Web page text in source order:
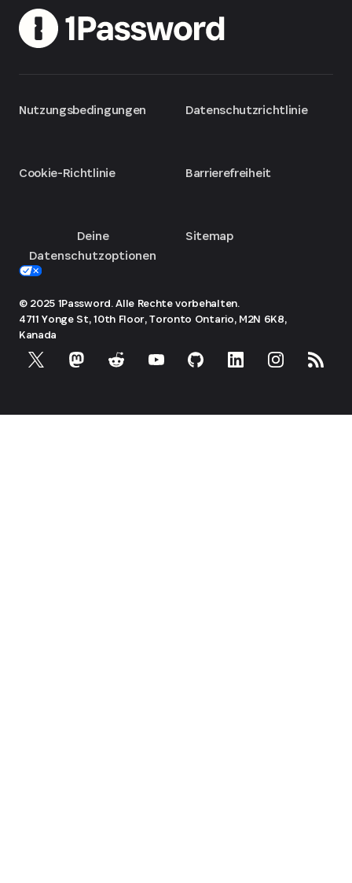
Nutzungsbedingungen
Cookie-Richtlinie
Deine
Datenschutzoptionen
Datenschutzrichtlinie
Barrierefreiheit
Sitemap
© 2025 1Password. Alle Rechte vorbehalten.
4711 Yonge St, 10th Floor, Toronto Ontario, M2N 6K8,
Kanada